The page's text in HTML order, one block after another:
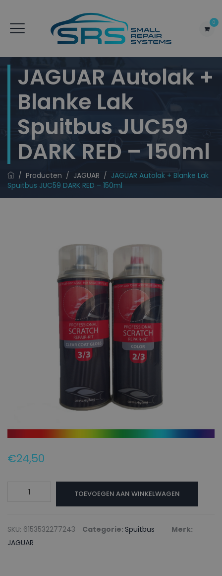
0
JAGUAR Autolak +
Blanke Lak
Spuitbus JUC59
DARK RED – 150ml
/ Producten / JAGUAR / JAGUAR Autolak + Blanke Lak
Spuitbus JUC59 DARK RED – 150ml
€24,50
JAGUAR
Blanke
lak
TOEVOEGEN AAN WINKELWAGEN
SKU: 6153532277243 Categorie: Spuitbus
Merk:
JAGUAR